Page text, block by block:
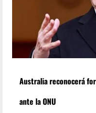
Australia reconocerá
ante la ONU